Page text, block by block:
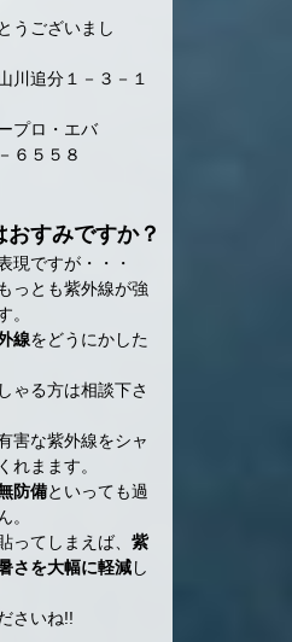
うございまし
川追分１－３－１
プロ・エバ
６５５８
すみですか？
現ですが・・・
っとも紫外線が強
。
線をどうにかした
ゃる方は相談下さ
害な紫外線をシャ
れまます。
防備といっても過
。
ってしまえば、紫
さを大幅に軽減し
さいね!!